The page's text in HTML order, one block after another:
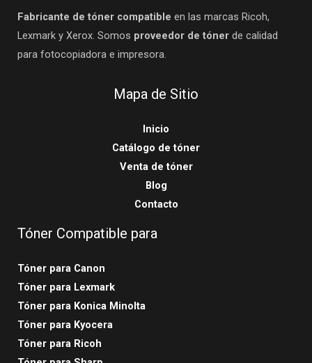
Fabricante de tóner compatible en las marcas Ricoh,
Lexmark y Xerox. Somos proveedor de tóner de calidad
para fotocopiadora e impresora.
Mapa de Sitio
Inicio
Catálogo de tóner
Venta de tóner
Blog
Contacto
Tóner Compatible para
Tóner para Canon
Tóner para Lexmark
Tóner para Konica Minolta
Tóner para Kyocera
Tóner para Ricoh